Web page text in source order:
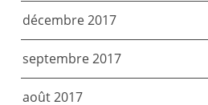
décembre 2017
septembre 2017
août 2017